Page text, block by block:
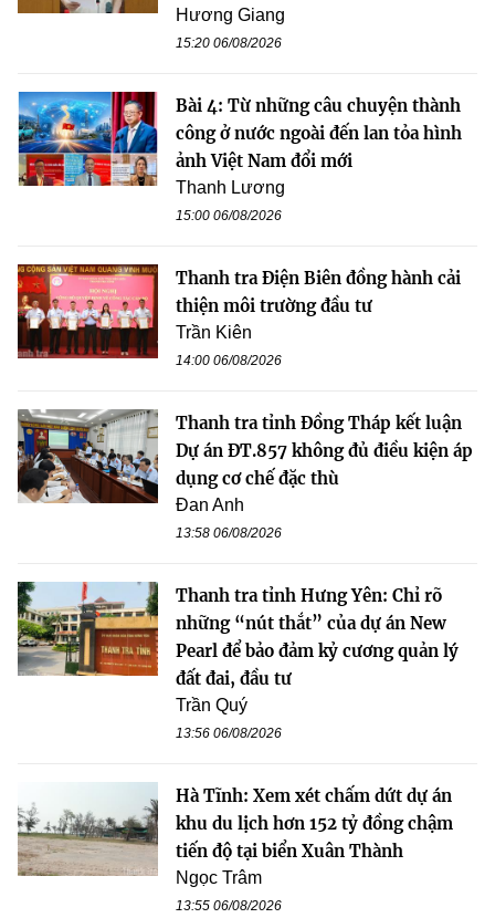
Hương Giang
15:20 06/08/2026
Bài 4: Từ những câu chuyện thành
công ở nước ngoài đến lan tỏa hình
ảnh Việt Nam đổi mới
Thanh Lương
15:00 06/08/2026
Thanh tra Điện Biên đồng hành cải
thiện môi trường đầu tư
Trần Kiên
14:00 06/08/2026
Thanh tra tỉnh Đồng Tháp kết luận
Dự án ĐT.857 không đủ điều kiện áp
dụng cơ chế đặc thù
Đan Anh
13:58 06/08/2026
Thanh tra tỉnh Hưng Yên: Chỉ rõ
những “nút thắt” của dự án New
Pearl để bảo đảm kỷ cương quản lý
đất đai, đầu tư
Trần Quý
13:56 06/08/2026
Hà Tĩnh: Xem xét chấm dứt dự án
khu du lịch hơn 152 tỷ đồng chậm
tiến độ tại biển Xuân Thành
Ngọc Trâm
13:55 06/08/2026